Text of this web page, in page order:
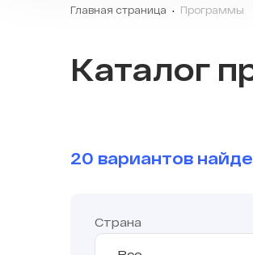
Главная страница Программы
Каталог
20 вариантов
Страна